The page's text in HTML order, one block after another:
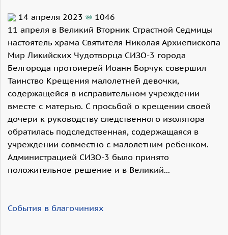
14 апреля 2023
1046
11 апреля в Великий Вторник Страстной Седмицы
настоятель храма Святителя Николая Архиепископа
Мир Ликийских Чудотворца СИЗО-3 города
Белгорода протоиерей Иоанн Борчук совершил
Таинство Крещения малолетней девочки,
содержащейся в исправительном учреждении
вместе с матерью. С просьбой о крещении своей
дочери к руководству следственного изолятора
обратилась подследственная, содержащаяся в
учреждении совместно с малолетним ребенком.
Администрацией СИЗО-3 было принято
положительное решение и в Великий...
События в благочиниях